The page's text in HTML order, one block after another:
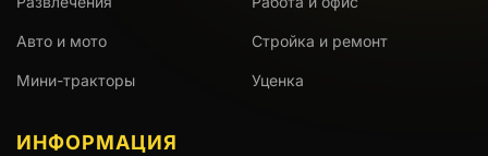
Авто и мото Стройка и ремонт
Мини-тракторы Уценка
ИНФОРМАЦИЯ